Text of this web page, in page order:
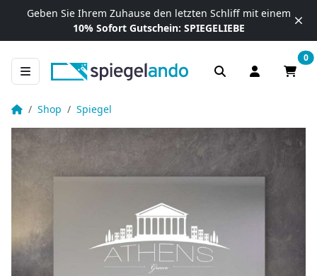
Zum Inhalt springen
Geben Sie Ihrem Zuhause den letzten Schliff mit einem
10% Sofort Gutschein: SPIEGELIEBE
Anmelden /
0
Startseite
Shop Spiegel
Deko Wandspiegel mit Beleuchtung – Athens